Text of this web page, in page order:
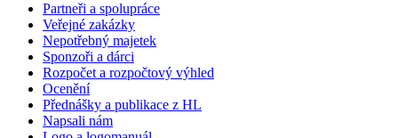
Partneři a spolupráce
Veřejné zakázky
Nepotřebný majetek
Sponzoři a dárci
Rozpočet a rozpočtový výhled
Ocenění
Přednášky a publikace z HL
Napsali nám